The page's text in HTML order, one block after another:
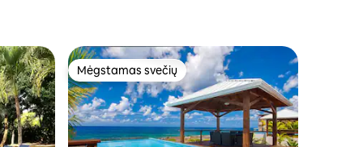
Mėgstamas svečių
Mėgstamas svečių